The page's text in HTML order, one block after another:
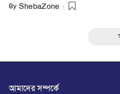
By ShebaZone
আমাদের সম্পর্কে